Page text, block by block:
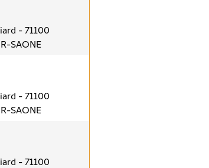
- 71100
SAONE
- 71100
SAONE
- 71100